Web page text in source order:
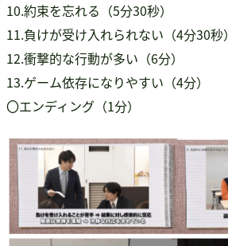
10.約束を忘れる（5分30秒）
11.負けが受け入れられない（4分30秒）
12.衝撃的な行動が多い（6分）
13.ゲーム依存になりやすい（4分）
〇エンディング（1分）